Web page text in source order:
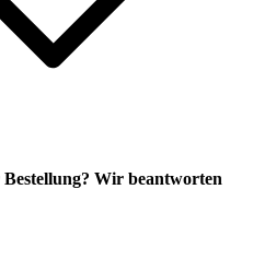
Wir beantworten